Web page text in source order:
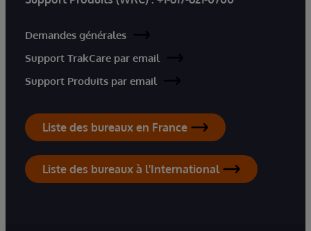
Demandes générales
Support TrakCare par email
Support Produits par email
Liste des bureaux en France
Liste des bureaux à l'International